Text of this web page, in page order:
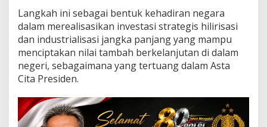
i
,
W
j
u
d
a
n
Langkah ini sebagai bentuk kehadiran negara
dalam merealisasikan investasi strategis hilirisasi
dan industrialisasi jangka panjang yang mampu
menciptakan nilai tambah berkelanjutan di dalam
negeri, sebagaimana yang tertuang dalam Asta
Cita Presiden.